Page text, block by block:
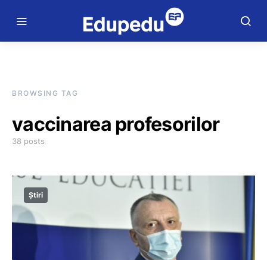
BROWSING TAG
vaccinarea profesorilor
38 posts
Știri